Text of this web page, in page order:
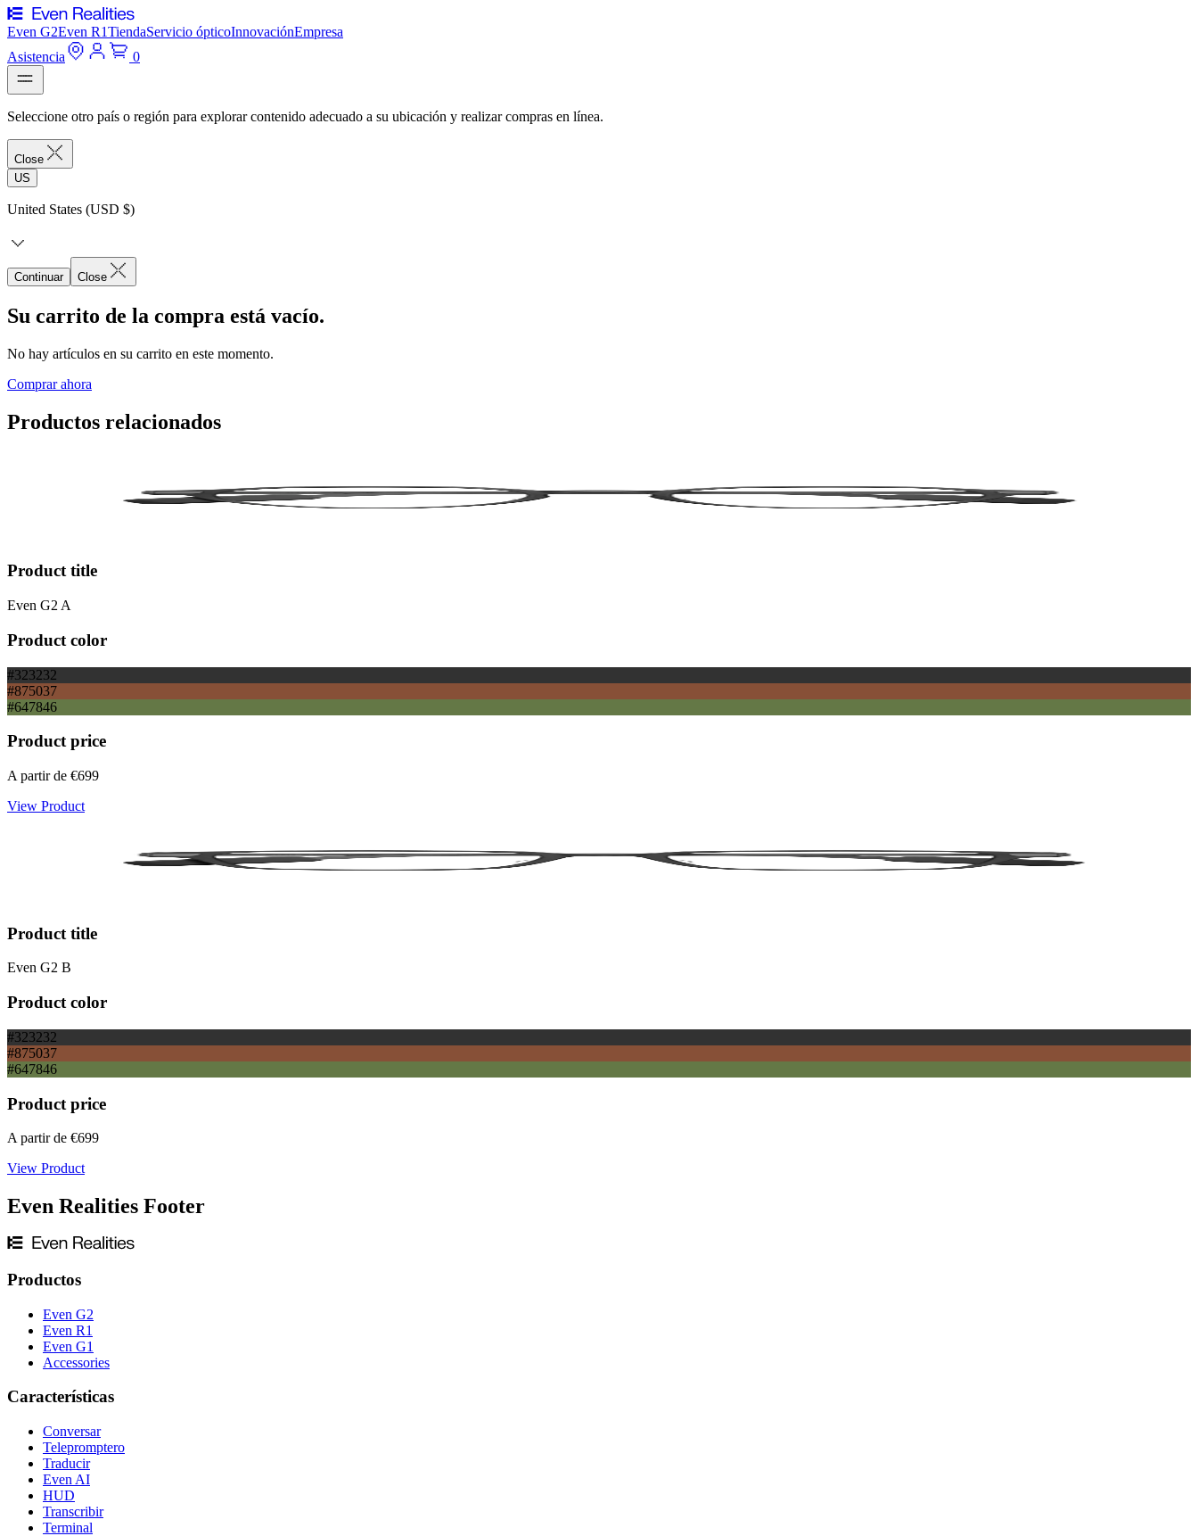
Even G2Even R1TiendaServicio ópticoInnovaciónEmpresa
Asistencia
0
Seleccione otro país o región para explorar contenido adecuado a su ubicación y realizar compras en línea.
Close
US
United States (USD $)
Continuar Close
Su carrito de la compra está vacío.
No hay artículos en su carrito en este momento.
Comprar ahora
Productos relacionados
Product title
Even G2 A
Product color
#323232
#875037
#647846
Product price
A partir de €699
View Product
Product title
Even G2 B
Product color
#323232
#875037
#647846
Product price
A partir de €699
View Product
Even Realities Footer
Productos
Even G2
Even R1
Even G1
Accessories
Características
Conversar
Telepromptero
Traducir
Even AI
HUD
Transcribir
Terminal